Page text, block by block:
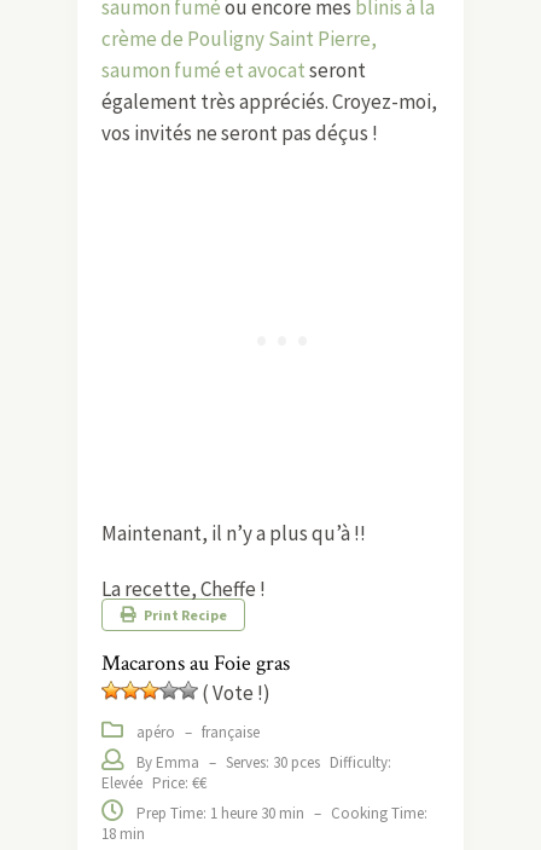
saumon fuméou encore mes blinis à la
crème de Pouligny Saint Pierre,
saumon fumé et avocatseront
également très appréciés. Croyez-moi,
vos invités ne seront pas déçus !
Maintenant, il n’y a plus qu’à !!
La recette, Cheffe !
Print Recipe
Macarons au Foie gras
( Vote !)
apéro – française
By Emma – Serves: 30 pces Difficulty:
Elevée Price: €€
Prep Time: 1 heure 30 min – Cooking Time:
18 min